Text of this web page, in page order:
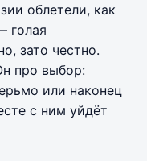
облетели, как
голая
зато честно.
про выбор:
или наконец
с ним уйдёт